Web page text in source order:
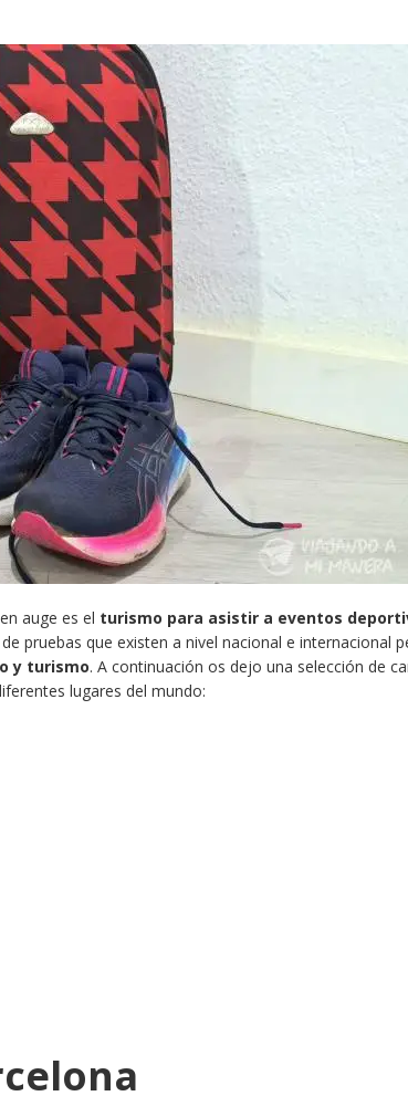
auge es el turismo para asistir a eventos
pruebas que existen a nivel nacional e internacional
y turismo. A continuación os dejo una selección de
lugares del mundo: